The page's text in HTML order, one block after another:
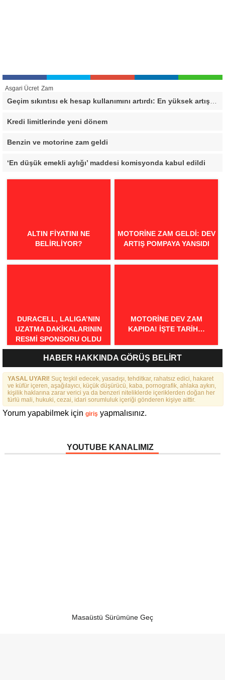
Asgari Ücret Zam
Kredi limitlerinde yeni dönem
Benzin ve motorine zam geldi
‘En düşük emekli aylığı’ maddesi komisyonda kabul edildi
ALTIN FIYATINI NE
BELIRLIYOR?
MOTORINE ZAM GELDI: DEV
ARTIŞ POMPAYA YANSIDI
DURACELL, LALIGA’NIN
UZATMA DAKIKALARININ
RESMI SPONSORU OLDU
MOTORINE DEV ZAM
KAPIDA! İŞTE TARIH…
HABER HAKKINDA GÖRÜŞ BELİRT
YASAL UYARI! Suç teşkil edecek, yasadışı, tehditkar, rahatsız edici, hakaret
ve küfür içeren, aşağılayıcı, küçük düşürücü, kaba, pornografik, ahlaka aykırı,
kişilik haklarına zarar verici ya da benzeri niteliklerde içeriklerden doğan her
türlü mali, hukuki, cezai, idari sorumluluk içeriği gönderen kişiye aittir.
Yorum yapabilmek için giriş yapmalısınız.
YOUTUBE KANALIMIZ
Masaüstü Sürümüne Geç